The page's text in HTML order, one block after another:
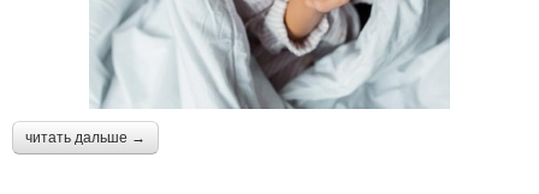
читать дальше →